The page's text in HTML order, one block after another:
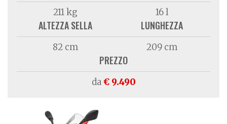
211 kg 16 l
ALTEZZA SELLA
82 cm
LUNGHEZZA
209 cm
PREZZO
da€ 9.490